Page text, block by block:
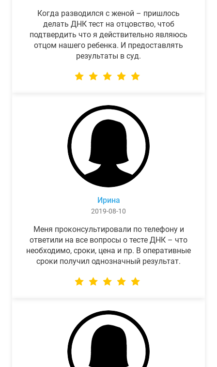
Когда разводился с женой – пришлось
делать ДНК тест на отцовство, чтоб
подтвердить что я действительно являюсь
отцом нашего ребенка. И предоставлять
результаты в суд.
Ирина
2019-08-10
Меня проконсультировали по телефону и
ответили на все вопросы о тесте ДНК – что
необходимо, сроки, цена и пр. В оперативные
сроки получил однозначный результат.